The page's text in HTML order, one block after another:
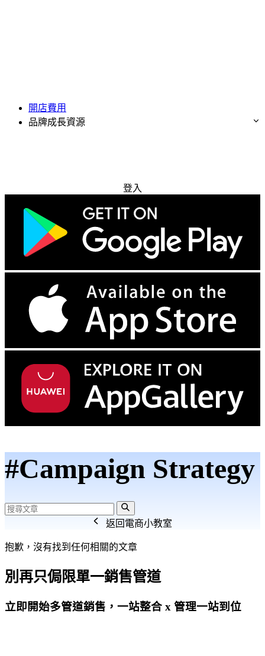
開店費用
品牌成長資源
登入
#Campaign Strategy
返回電商小教室
抱歉，沒有找到任何相關的文章
別再只侷限單一銷售管道
立即開始多管道銷售，一站整合 x 管理一站到位